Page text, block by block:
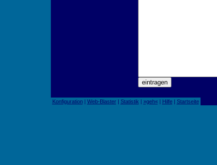
Konfiguration| Web-Blaster| Statistik | »geh«| Hilfe| Startseite